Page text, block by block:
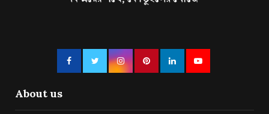
About us